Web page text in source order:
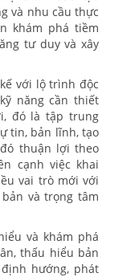
và nhu cầu thực
khám phá tiềm
tư duy và xây
với lộ trình độc
năng cần thiết
đó là tập trung
tin, bản lĩnh, tạo
thuận lợi theo
cạnh việc khai
vai trò mới với
và trọng tâm
và khám phá
thấu hiểu bản
hướng, phát